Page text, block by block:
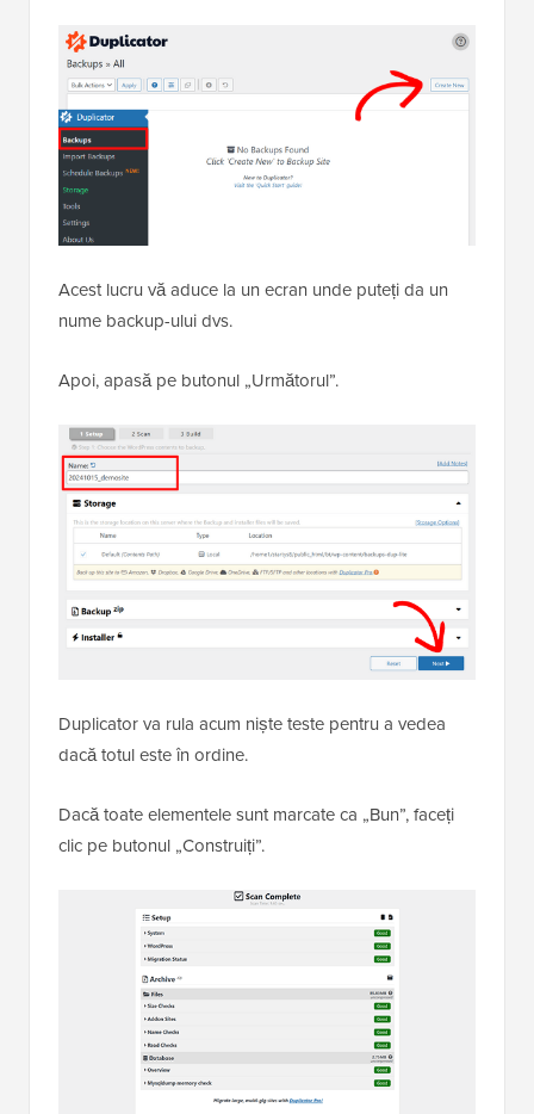
Acest lucru vă aduce la un ecran unde puteți da un
nume backup-ului dvs.
Apoi, apasă pe butonul „Următorul”.
Duplicator va rula acum niște teste pentru a vedea
dacă totul este în ordine.
Dacă toate elementele sunt marcate ca „Bun”, faceți
clic pe butonul „Construiți”.